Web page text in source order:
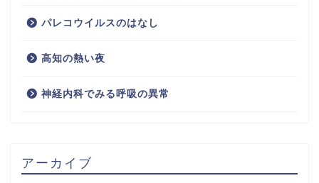
パレコウイルスのはなし
高知の熱い夜
神経内科でみる呼吸の異常
アーカイブ